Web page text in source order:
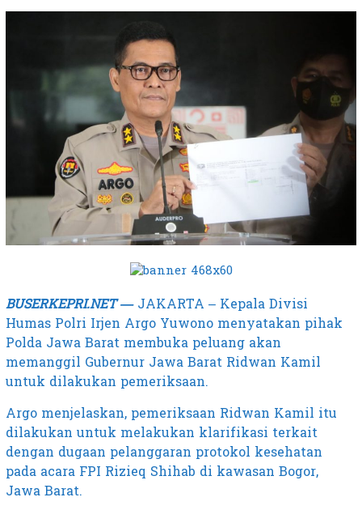
BUSERKEPRI.NET —JAKARTA – Kepala Divisi
Humas Polri Irjen Argo Yuwono menyatakan pihak
Polda Jawa Barat membuka peluang akan
memanggil Gubernur Jawa Barat Ridwan Kamil
untuk dilakukan pemeriksaan.
Argo menjelaskan, pemeriksaan Ridwan Kamil itu
dilakukan untuk melakukan klarifikasi terkait
dengan dugaan pelanggaran protokol kesehatan
pada acara FPI Rizieq Shihab di kawasan Bogor,
Jawa Barat.